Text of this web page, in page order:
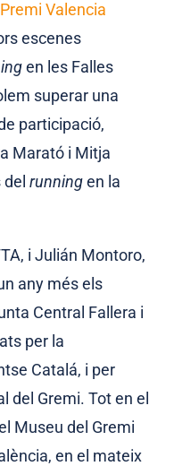
Premi Valencia
escenes
en les Falles
superar una
participació,
Marató i Mitja
delrunningen la
i Julián Montoro,
any més els
Central Fallera i
per la
Catalá, i per
del Gremi. Tot en el
Museu del Gremi
en el mateix